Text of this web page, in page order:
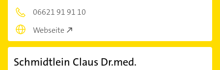
06621 91 91 10
Webseite
Schmidtlein Claus Dr.med.